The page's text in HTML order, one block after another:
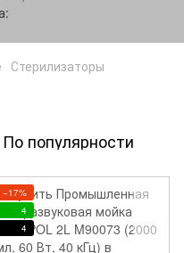
Стерилизаторы
По популярности
−17%
4
4